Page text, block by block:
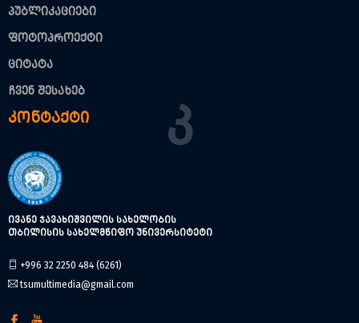
პუბლიკაციები
ფოტოპროექტი
ციტატა
ჩვენ შესახებ
კონტაქტი Კ
ივანე ჯავახიშვილის სახელობის
თბილისის სახელმწიფო უნივერსიტეტი
+996 32 2250 484 (6261)
tsumultimedia@gmail.com